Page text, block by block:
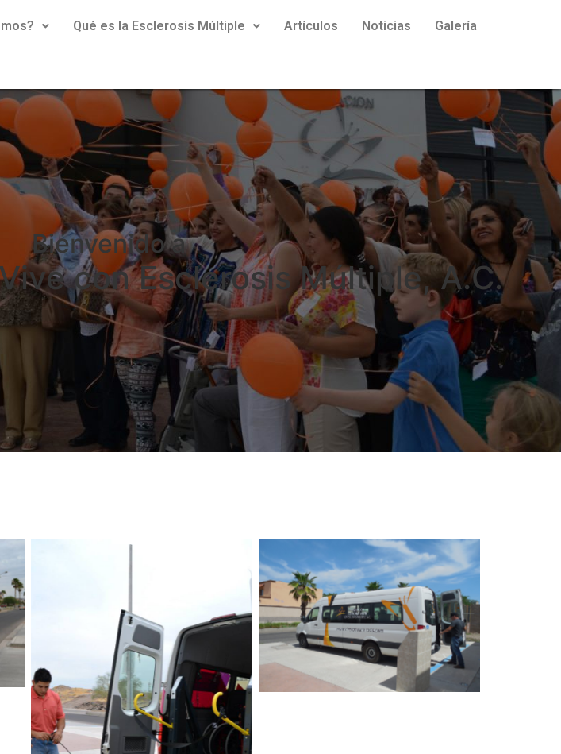
Qué es la Esclerosis Múltiple Artículos Noticias Galería
Bienvenido a
con Esclerosis Múltiple, A.C.